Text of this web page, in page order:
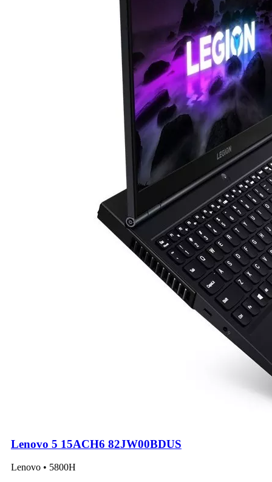
Lenovo 5 15ACH6 82JW00BDUS
Lenovo • 5800H